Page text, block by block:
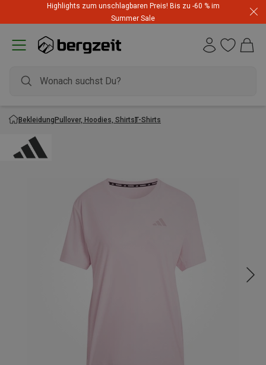
Highlights zum unschlagbaren Preis! Bis zu -60 % im
Summer Sale
BekleidungPullover, Hoodies, ShirtsT-Shirts